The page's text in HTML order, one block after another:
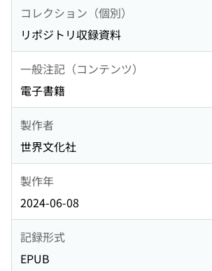
コレクション（個別）
リポジトリ収録資料
一般注記（コンテンツ）
電子書籍
製作者
世界文化社
製作年
2024-06-08
記録形式
EPUB